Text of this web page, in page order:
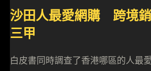
沙田人最愛網購 跨境
三甲
白皮書同時調查了香港哪區的人最